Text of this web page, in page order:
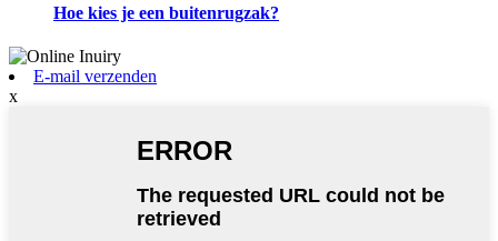
Hoe kies je een buitenrugzak?
E-mail verzenden
x